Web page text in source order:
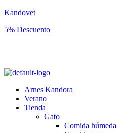
Kandovet
5% Descuento
Arnes Kandora
Verano
Tienda
Gato
Comida húmeda